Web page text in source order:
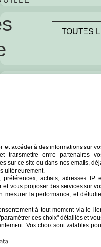
TOUTES
Ré-écouter
Actualités
Programmation
Grenouille Euphonia
et accéder à des informations sur
transmettre entre partenaires
sur ce site ou dans nos emails,
ultérieurement.
préférences, achats, adresses IP
vous proposer des services sur
mesurer la performance, et
à tout moment via le
des choix" détaillés et
Vos choix sont valables